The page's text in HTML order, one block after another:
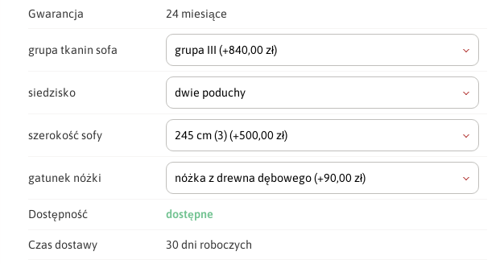
Gwarancja 24 miesiące
grupa tkanin sofa grupa III(+840,00 zł)
siedzisko dwie poduchy
szerokość sofy 245 cm(3)(+500,00 zł)
gatunek nóżki nóżka z drewna dębowego(+90,00 zł)
Dostępność dostępne
Czas dostawy 30 dni roboczych